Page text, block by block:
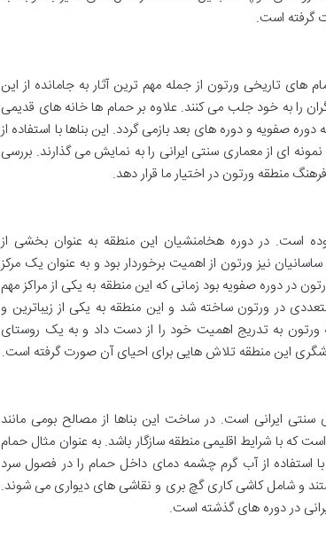
گرفته است.
تاریخی ورتون از جمله مهم ترین آثار به جامانده از این
را به خود جلب می کنند. علاوه بر حمام ها خانه های قدیمی
صفویه و دوره های بعد بازمی گردد. این بناها با استفاده از
ای از معماری سنتی ایرانی را به نمایش می گذارند. بررسی
منطقه ورتون در اختیار ما قرار دهد.
است. در دوره هخامنشیان این منطقه به عنوان بخشی از
نیز ورتون از اهمیت برخوردار بود و به عنوان یک مرکز
در دوره صفویه بود زمانی که این منطقه به یکی از مراکز مهم
در ورتون ساخته شد و این منطقه به یکی از زیباترین و
به تدریج اهمیت خود را از دست داد و به یک روستای
این منطقه تلاش هایی برای احیای آن صورت گرفته است.
ایرانی است. در ساخت این بناها از مصالح بومی مانند
با شرایط اقلیمی منطقه سازگار باشد. به عنوان مثال حمام
از آب گرم چشمه دمای داخل حمام را در فصول سرد
و شامل کاشی کاری گچ بری و نقاشی های دیواری می شوند.
در دوره های گذشته است.